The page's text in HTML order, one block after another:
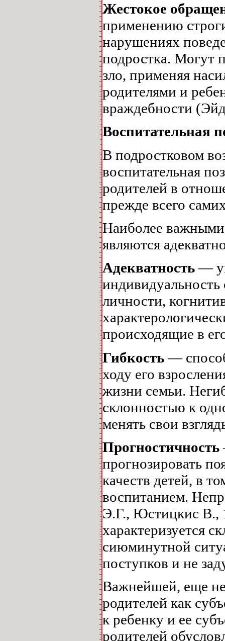
Жестокое
применению
нарушениях
подростка. Могут
зло, применяя
родителями и
враждебности
Воспитательная
В подростковом
воспитательная
родителей в
прежде всего
Наиболее важными
являются
Адекватность—
индивидуальность
личности,
происходящие в
Гибкость—
ходу его
жизни семьи.
склонностью к
менять свои
Прогностичность
прогнозировать
качеств детей, в
воспитанием.
Э.Г., Юстицкис В.,
характеризуется
сиюминутной
поступков и не
Важнейшей, еще
родителей как
к ребенку и ее
родителей